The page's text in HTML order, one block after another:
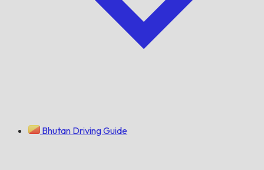
Bhutan Driving Guide